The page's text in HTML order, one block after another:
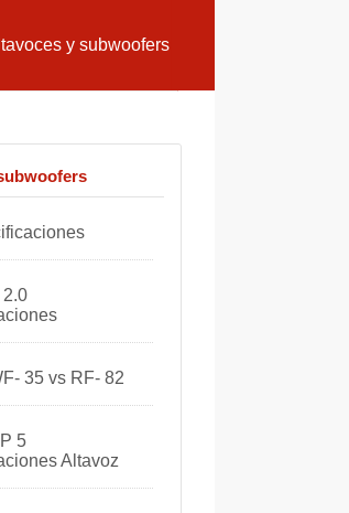
y subwoofers
2.0
35 vs RF- 82
5
Altavoz